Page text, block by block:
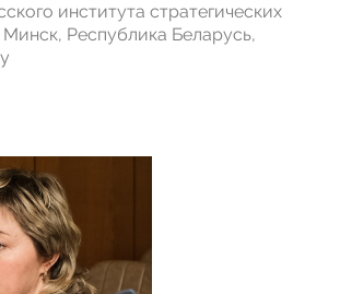
института стратегических
Республика Беларусь,